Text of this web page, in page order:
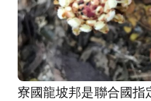
寮國龍坡邦是聯合國指